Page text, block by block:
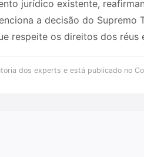
jurídico existente,
a decisão do Supremo
respeite os direitos dos réus
dos experts e está publicado no